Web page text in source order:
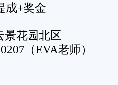
成+奖金
景花园北区
（EVA老师）